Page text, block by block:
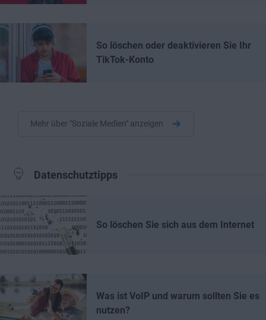
So löschen oder deaktivieren Sie Ihr
TikTok-Konto
Mehr über "Soziale Medien" anzeigen
Datenschutztipps
So löschen Sie sich aus dem Internet
Was ist VoIP und warum sollten Sie es
nutzen?